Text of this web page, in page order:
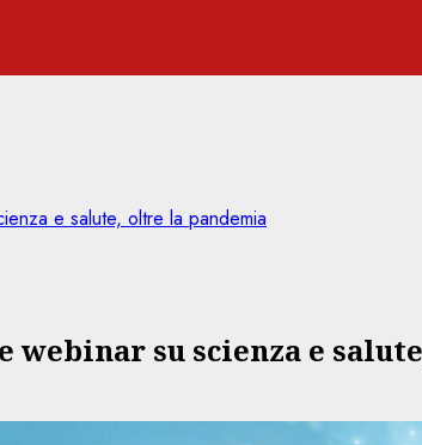
e salute, oltre la pandemia
webinar su scienza e